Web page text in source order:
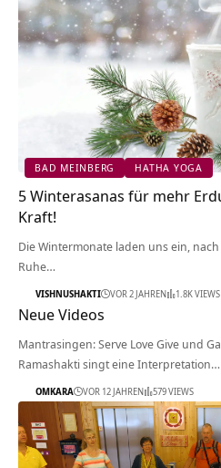
BAD MEINBERG HATHA YOGA
5 Winterasanas für mehr
Kraft!
Die Wintermonate laden uns ein,
Ruhe…
VISHNUSHAKTI VOR 2 JAHREN 1.8K VIEWS
Neue Videos
Mantrasingen: Serve Love Give und
Ramashakti singt eine Interpretation…
OMKARA VOR 12 JAHREN 579 VIEWS